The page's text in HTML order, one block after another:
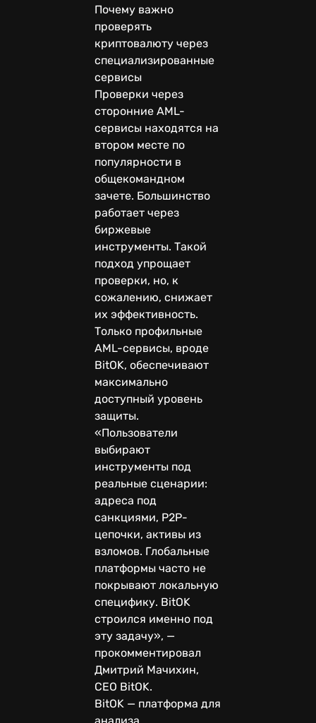
Почему важно
проверять
криптовалюту через
специализированные
сервисы
Проверки через
сторонние AML-
сервисы находятся на
втором месте по
популярности в
общекомандном
зачете. Большинство
работает через
биржевые
инструменты. Такой
подход упрощает
проверки, но, к
сожалению, снижает
их эффективность.
Только профильные
AML-сервисы, вроде
BitOK, обеспечивают
максимально
доступный уровень
защиты.
«Пользователи
выбирают
инструменты под
реальные сценарии:
адреса под
санкциями, P2P-
цепочки, активы из
взломов. Глобальные
платформы часто не
покрывают локальную
специфику. BitOK
строился именно под
эту задачу», —
прокомментировал
Дмитрий Мачихин,
CEO BitOK.
BitOK — платформа для